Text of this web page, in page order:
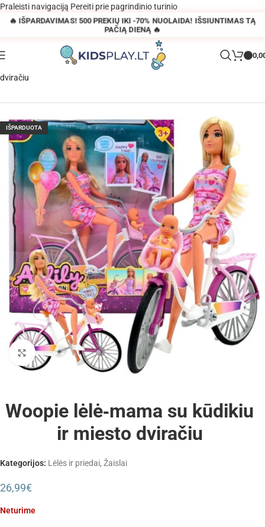
Praleisti navigaciją Pereiti prie pagrindinio turinio
🔥 IŠPARDAVIMAS! 500 PREKIŲ IKI -70% NUOLAIDA! IŠSIUNTIMAS TĄ
PAČIĄ DIENĄ 🔥
Parduotuvė
Woopie lėlė‑mama su kūdikiu ir miesto
dviračiu
IŠPARDUOTA
Padidinti
Woopie lėlė‑mama su kūdikiu
ir miesto dviračiu
Kategorijos: Lėlės ir priedai, Žaislai
26,99€
Neturime